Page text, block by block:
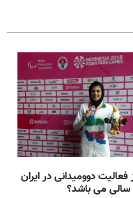
فعالیت دوومیدانی در ایران
می باشد؟